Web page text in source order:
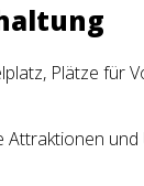
Plätze für
Attraktionen